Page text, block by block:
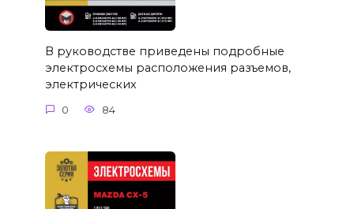
В руководстве приведены подробные
электросхемы расположения разъемов,
электрических
0 84